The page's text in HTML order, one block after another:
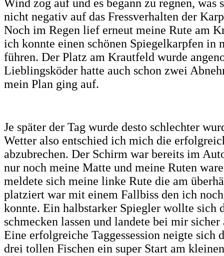
Wind zog auf und es begann zu regnen, was
nicht negativ auf das Fressverhalten der
Noch im Regen lief erneut meine Rute am
ich konnte einen schönen Spiegelkarpfen in
führen. Der Platz am Krautfeld wurde
Lieblingsköder hatte auch schon zwei
mein Plan ging auf.
Je später der Tag wurde desto schlechter
Wetter also entschied ich mich die
abzubrechen. Der Schirm war bereits im
nur noch meine Matte und meine Ruten
meldete sich meine linke Rute die am
platziert war mit einem Fallbiss den ich
konnte. Ein halbstarker Spiegler wollte sich
schmecken lassen und landete bei mir
Eine erfolgreiche Taggessession neigte sich
drei tollen Fischen ein super Start am